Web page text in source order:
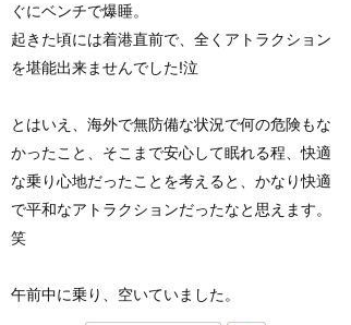
ぐにベンチで爆睡。
起きた頃には着港直前で、全くアトラクション
を堪能出来ませんでした!泣
とはいえ、海外で無防備な状況で何の危険もな
かったこと、そこまで安心して眠れる程、快適
な乗り心地だったことを考えると、かなり快適
で平和なアトラクションだったなと思えます。
笑
午前中に乗り、空いていました。